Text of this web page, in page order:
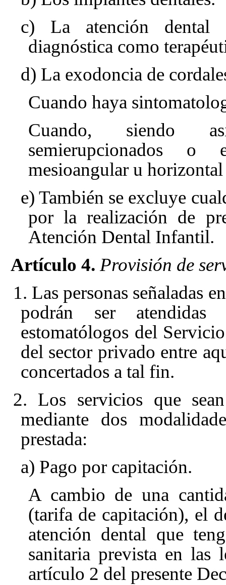
c) La atención dental
diagnóstica como
d) La exodoncia de
Cuando haya
Cuando, siendo
semierupcionados
mesioangular u horizontal
e) También se excluye
por la realización de
Atención Dental Infantil.
Artículo 4. Provisión de
1. Las personas señaladas
podrán ser
estomatólogos del
del sector privado entre
concertados a tal fin.
2. Los servicios que sean
mediante dos
prestada:
a) Pago por capitación.
A cambio de una
(tarifa de capitación), el
atención dental que
sanitaria prevista en las
artículo 2 del presente